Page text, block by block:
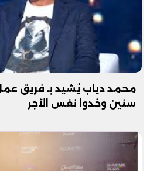
محمد دياب يُشيد بـ فريق
سنين وخدوا نفس الأجر